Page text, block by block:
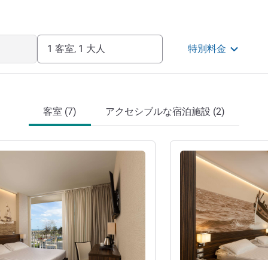
1 客室, 1 大人 特別料金
客室 (7) アクセシブルな宿泊施設 (2)
詳細を表示